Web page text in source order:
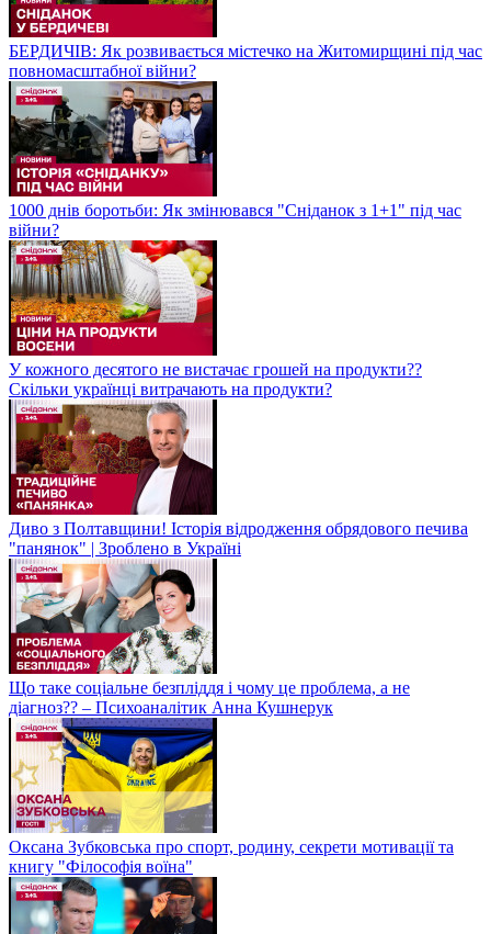
БЕРДИЧІВ: Як розвивається містечко на Житомирщині під час
повномасштабної війни?
1000 днів боротьби: Як змінювався "Сніданок з 1+1" під час
війни?
У кожного десятого не вистачає грошей на продукти??
Скільки українці витрачають на продукти?
Диво з Полтавщини! Історія відродження обрядового печива
"панянок" | Зроблено в Україні
Що таке соціальне безпліддя і чому це проблема, а не
діагноз?? – Психоаналітик Анна Кушнерук
Оксана Зубковська про спорт, родину, секрети мотивації та
книгу "Філософія воїна"